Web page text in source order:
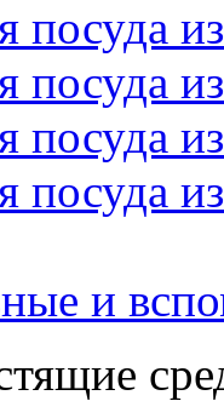
посуда
посуда
посуда
посуда
и